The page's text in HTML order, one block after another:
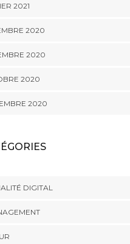
2021
2020
2020
2020
2020
DIGITAL